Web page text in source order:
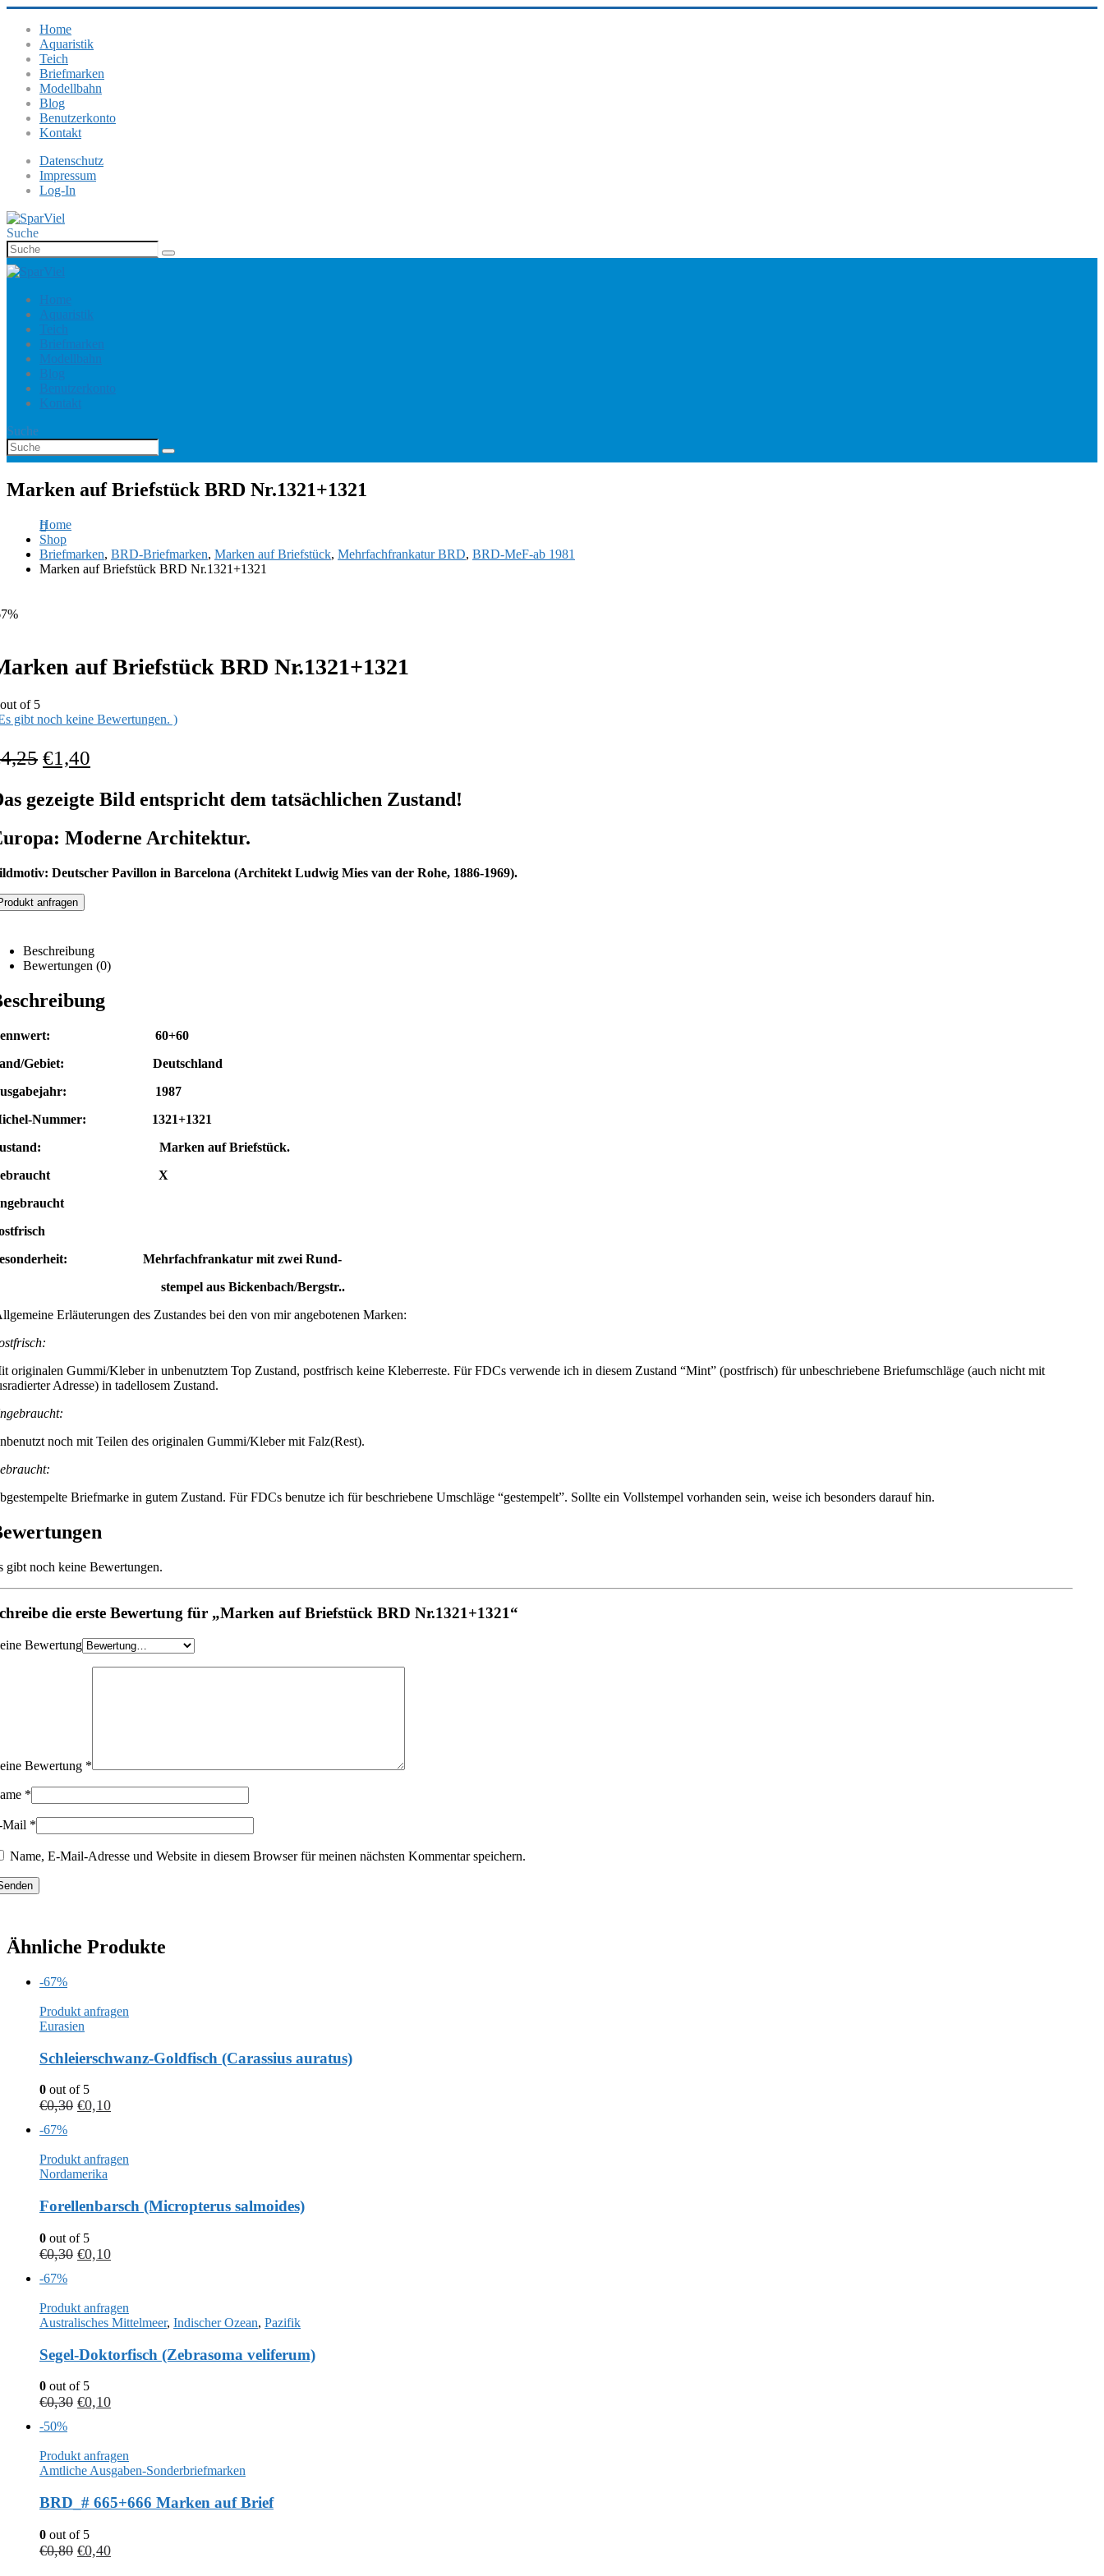
Home
Aquaristik
Teich
Briefmarken
Modellbahn
Blog
Benutzerkonto
Kontakt
Datenschutz
Impressum
Log-In
Suche
Home
Aquaristik
Teich
Briefmarken
Modellbahn
Blog
Benutzerkonto
Kontakt
Suche
Marken auf Briefstück BRD Nr.1321+1321
Home
Shop
Briefmarken, BRD-Briefmarken, Marken auf Briefstück, Mehrfachfrankatur BRD, BRD-MeF-ab 1981
Marken auf Briefstück BRD Nr.1321+1321
auf Briefstück BRD Nr.1321+1321
of 5
gibt noch keine Bewertungen. )
4,25 €1,40
gezeigte Bild entspricht dem tatsächlichen Zustand!
Moderne Architektur.
Deutscher Pavillon in Barcelona (Architekt Ludwig Mies van der Rohe, 1886-1969).
anfragen
Beschreibung
Bewertungen (0)
60+60
Gebiet: Deutschland
1987
Nummer: 1321+1321
Marken auf Briefstück.
X
Mehrfachfrankatur mit zwei Rund-
aus Bickenbach/Bergstr..
Erläuterungen des Zustandes bei den von mir angebotenen Marken:
originalen Gummi/Kleber in unbenutztem Top Zustand, postfrisch keine Kleberreste. Für FDCs verwende ich in diesem Zustand “Mint” (postfrisch) für unbeschriebene Briefumschläge (auch nicht mit
Adresse) in tadellosem Zustand.
noch mit Teilen des originalen Gummi/Kleber mit Falz(Rest).
Briefmarke in gutem Zustand. Für FDCs benutze ich für beschriebene Umschläge “gestempelt”. Sollte ein Vollstempel vorhanden sein, weise ich besonders darauf hin.
gibt noch keine Bewertungen.
die erste Bewertung für „Marken auf Briefstück BRD Nr.1321+1321“
Bewertung
Bewertung *
*
Mail *
Name, E-Mail-Adresse und Website in diesem Browser für meinen nächsten Kommentar speichern.
Ähnliche Produkte
-67%
Produkt anfragen
Eurasien
Schleierschwanz-Goldfisch (Carassius auratus)
0 out of 5
€0,30 €0,10
-67%
Produkt anfragen
Nordamerika
Forellenbarsch (Micropterus salmoides)
0 out of 5
€0,30 €0,10
-67%
Produkt anfragen
Australisches Mittelmeer, Indischer Ozean, Pazifik
Segel-Doktorfisch (Zebrasoma veliferum)
0 out of 5
€0,30 €0,10
-50%
Produkt anfragen
Amtliche Ausgaben-Sonderbriefmarken
BRD_# 665+666 Marken auf Brief
0 out of 5
€0,80 €0,40